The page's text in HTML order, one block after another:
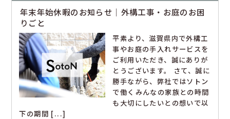
年末年始休暇のお知らせ｜外構工事・お庭のお困
りごと
平素より、滋賀県内で外構工
事やお庭の手入れサービスを
ご利用いただき、誠にありが
とうございます。 さて、誠に
勝手ながら、弊社ではソトン
で働くみんなの家族との時間
も大切にしたいとの想いで以
下の期間 [...]